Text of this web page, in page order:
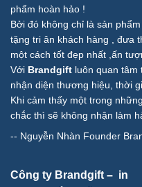
phẩm hoàn hảo !
Bởi đó không chỉ là sản
tặng tri ân khách hàng , đưa
một cách tốt đẹp nhất ,ấn
Với Brandgift luôn quan tâm
nhận diện thương hiệu, thời
Khi cảm thấy một trong
chắc thì sẽ không nhận làm
-- Nguyễn Nhàn Founder
Công ty Brandgift – in